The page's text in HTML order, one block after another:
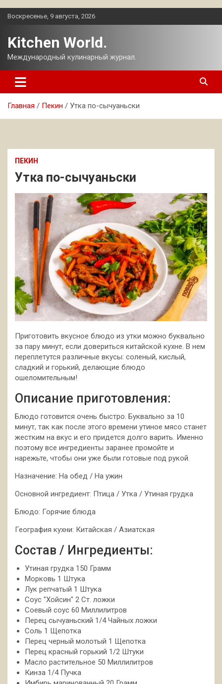
Перейти
Воскресенье, 9 августа, 2026
Kitchen World.
Международный кулинарный журнал.
Главная Пекин Утка по-сычуаньски
ПЕКИН
Утка по-сычуаньски
Приготовить вкусное блюдо из утки можно буквально
за пару минут, если довериться китайской кухне. В нем
переплетутся различные вкусы: соленый, кислый,
сладкий и горький, делающие блюдо
ошеломительным!
Описание приготовления:
Блюдо готовится очень быстро. Буквально за 10
минут, так как после этого времени утиное мясо станет
жестким на вкус и его придется долго варить. Именно
поэтому все ингредиенты заранее промойте и
нарежьте, чтобы они уже были готовые под рукой.
Назначение: На обед / На ужин
Основной ингредиент: Птица / Утка / Утиная грудка
Блюдо: Горячие блюда
География кухни: Китайская / Азиатская
Состав / Ингредиенты:
Утиная грудка 150 Грамм
Морковь 1 Штука
Лук репчатый 1 Штука
Соус "Хойсин" 2 Ст. ложки
Соевый соус 60 Миллилитров
Перец сычуаньский 1/4 Чайных ложки
Соль 1 Щепотка
Перец черный молотый 1 Щепотка
Перец красный горький 1/2 Штуки
Масло растительное 50 Миллилитров
Кинза 1/4 Пучка